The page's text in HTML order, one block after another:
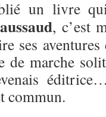
un livre
, c’est
ses
de marche
commun.